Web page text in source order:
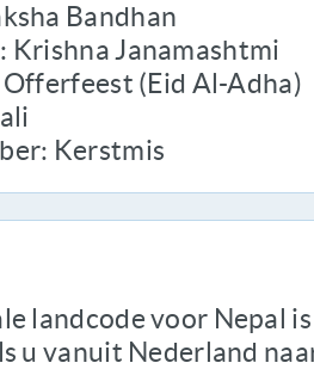
Bandhan
Krishna Janamashtmi
(Eid Al-Adha)
Kerstmis
landcode voor Nepal
u vanuit Nederland